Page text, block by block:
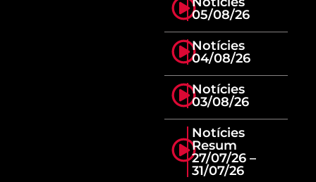
05/08/26
Notícies
04/08/26
Notícies
03/08/26
Notícies
Resum
27/07/26 –
31/07/26